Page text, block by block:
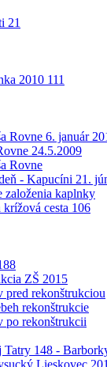
21
2010 111
Rovne 6. január
24.5.2009
Rovne
- Kapucíni 21.
založenia kaplnky
cesta 106
ZŠ 2015
pred rekonštrukciou
rekonštrukcie
po rekonštrukcii
Tatry 148 -
Lieskovec